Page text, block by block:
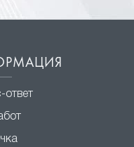
ответ